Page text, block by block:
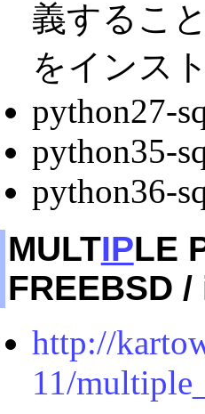
義するこ
をインス
python27-
python35-
python36-
MULTIPLE
FREEBSD
http://
11/